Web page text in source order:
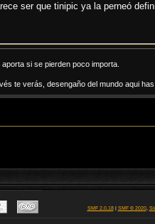
ser que tinipic ya la perneó
si se pierden poco importa.
te verás, desengaño del mundo aqui
SMF 2.0.18| SMF © 2020,